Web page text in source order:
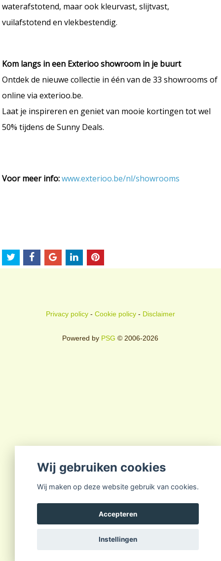
waterafstotend, maar ook kleurvast, slijtvast,
vuilafstotend en vlekbestendig.
Kom langs in een Exterioo showroom in je buurt
Ontdek de nieuwe collectie in één van de 33 showrooms of
online via exterioo.be.
Laat je inspireren en geniet van mooie kortingen tot wel
50% tijdens de Sunny Deals.
Voor meer info: www.exterioo.be/nl/showrooms
Privacy policy- Cookie policy- Disclaimer
Powered by PSG © 2006-2026
Wij gebruiken cookies
Wij maken op deze website gebruik van cookies.
Accepteren
Instellingen